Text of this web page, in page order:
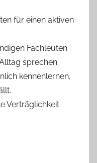
für einen aktiven
Fachleuten
sprechen.
kennenlernen,
Verträglichkeit